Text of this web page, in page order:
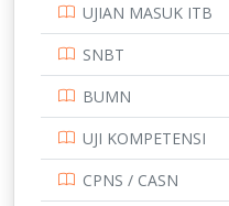
STIP
UNIVERSITAS
UJIAN MASUK ITB
SNBT
BUMN
UJI KOMPETENSI
CPNS / CASN